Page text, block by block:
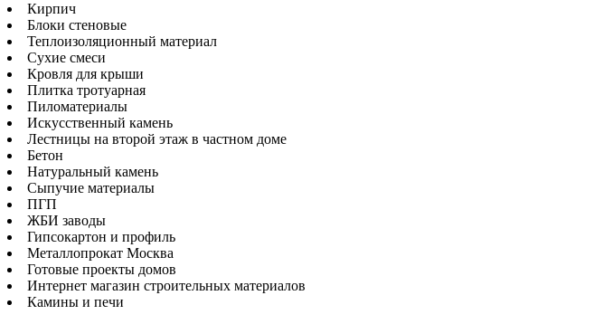
Кирпич
Блоки стеновые
Теплоизоляционный материал
Сухие смеси
Кровля для крыши
Плитка тротуарная
Пиломатериалы
Искусственный камень
Лестницы на второй этаж в частном доме
Бетон
Натуральный камень
Сыпучие материалы
ПГП
ЖБИ заводы
Гипсокартон и профиль
Металлопрокат Москва
Готовые проекты домов
Интернет магазин строительных материалов
Камины и печи